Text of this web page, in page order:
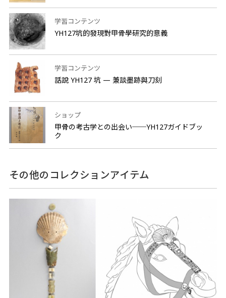
学習コンテンツ
YH127坑的發現對甲骨學研究的意義
学習コンテンツ
話說 YH127 坑 — 兼談墨跡與刀刻
ショップ
甲骨の考古学との出会い──YH127ガイドブッ
ク
その他のコレクションアイテム